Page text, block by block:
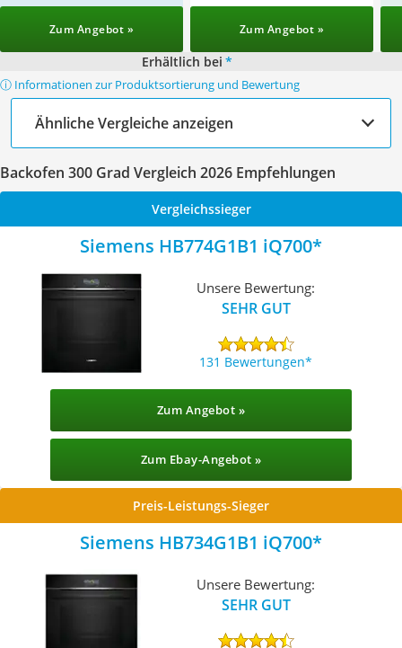
Zum Angebot » Zum Angebot »
Erhältlich bei *
ⓘ Informationen zur Produktsortierung und Bewertung
Ähnliche Vergleiche anzeigen
Backofen 300 Grad Vergleich 2026 Empfehlungen
Vergleichssieger
Siemens HB774G1B1 iQ700
Unsere Bewertung:
SEHR GUT
131 Bewertungen
Zum Angebot »
Zum Ebay-Angebot »
Preis-Leistungs-Sieger
Siemens HB734G1B1 iQ700
Unsere Bewertung:
SEHR GUT